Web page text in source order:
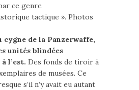
ce genre
tactique ». Photos
cygne de la Panzerwaffe,
unités blindées
l’est. Des fonds de tiroir à
de musées. Ce
s’il n’y avait eu autant